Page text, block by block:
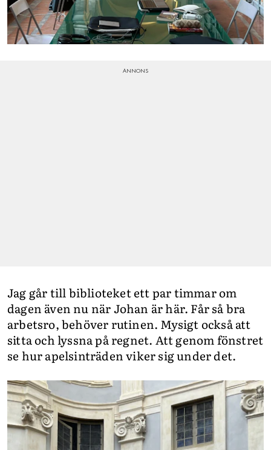
Jag går till biblioteket ett par timmar om
dagen även nu när Johan är här. Får så bra
arbetsro, behöver rutinen. Mysigt också att
sitta och lyssna på regnet. Att genom fönstret
se hur apelsinträden viker sig under det.